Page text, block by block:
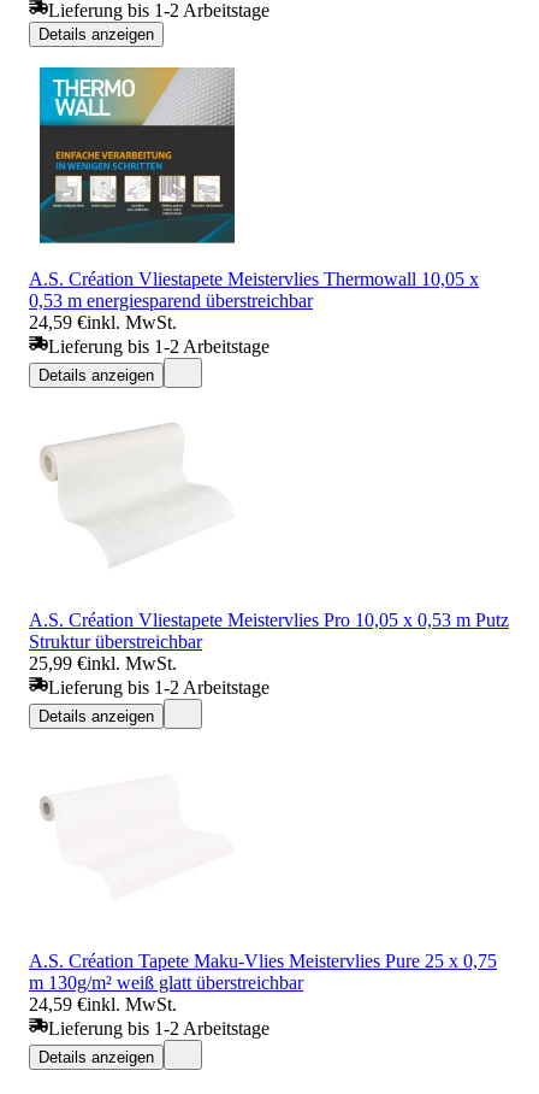
Lieferung bis 1-2 Arbeitstage
Details anzeigen
A.S. Création Vliestapete Meistervlies Thermowall 10,05 x
0,53 m energiesparend überstreichbar
24,59 €inkl. MwSt.
Lieferung bis 1-2 Arbeitstage
Details anzeigen
A.S. Création Vliestapete Meistervlies Pro 10,05 x 0,53 m Putz
Struktur überstreichbar
25,99 €inkl. MwSt.
Lieferung bis 1-2 Arbeitstage
Details anzeigen
A.S. Création Tapete Maku-Vlies Meistervlies Pure 25 x 0,75
m 130g/m² weiß glatt überstreichbar
24,59 €inkl. MwSt.
Lieferung bis 1-2 Arbeitstage
Details anzeigen